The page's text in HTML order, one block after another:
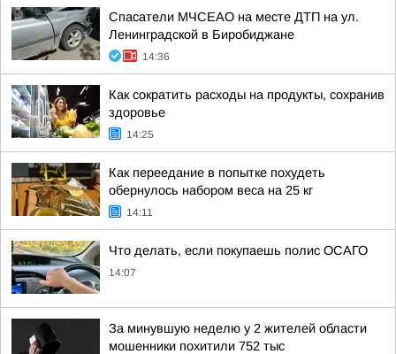
Спасатели МЧСЕАО на месте ДТП на ул.
Ленинградской в Биробиджане
14:36
Как сократить расходы на продукты, сохранив
здоровье
14:25
Как переедание в попытке похудеть
обернулось набором веса на 25 кг
14:11
Что делать, если покупаешь полис ОСАГО
14:07
За минувшую неделю у 2 жителей области
мошенники похитили 752 тыс